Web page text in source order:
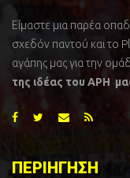
Είμαστε μια παρέα
σχεδόν παντού και το
αγάπης μας για την
της ιδέας του ΑΡΗ
ΠΕΡΙΗΓΗΣΗ